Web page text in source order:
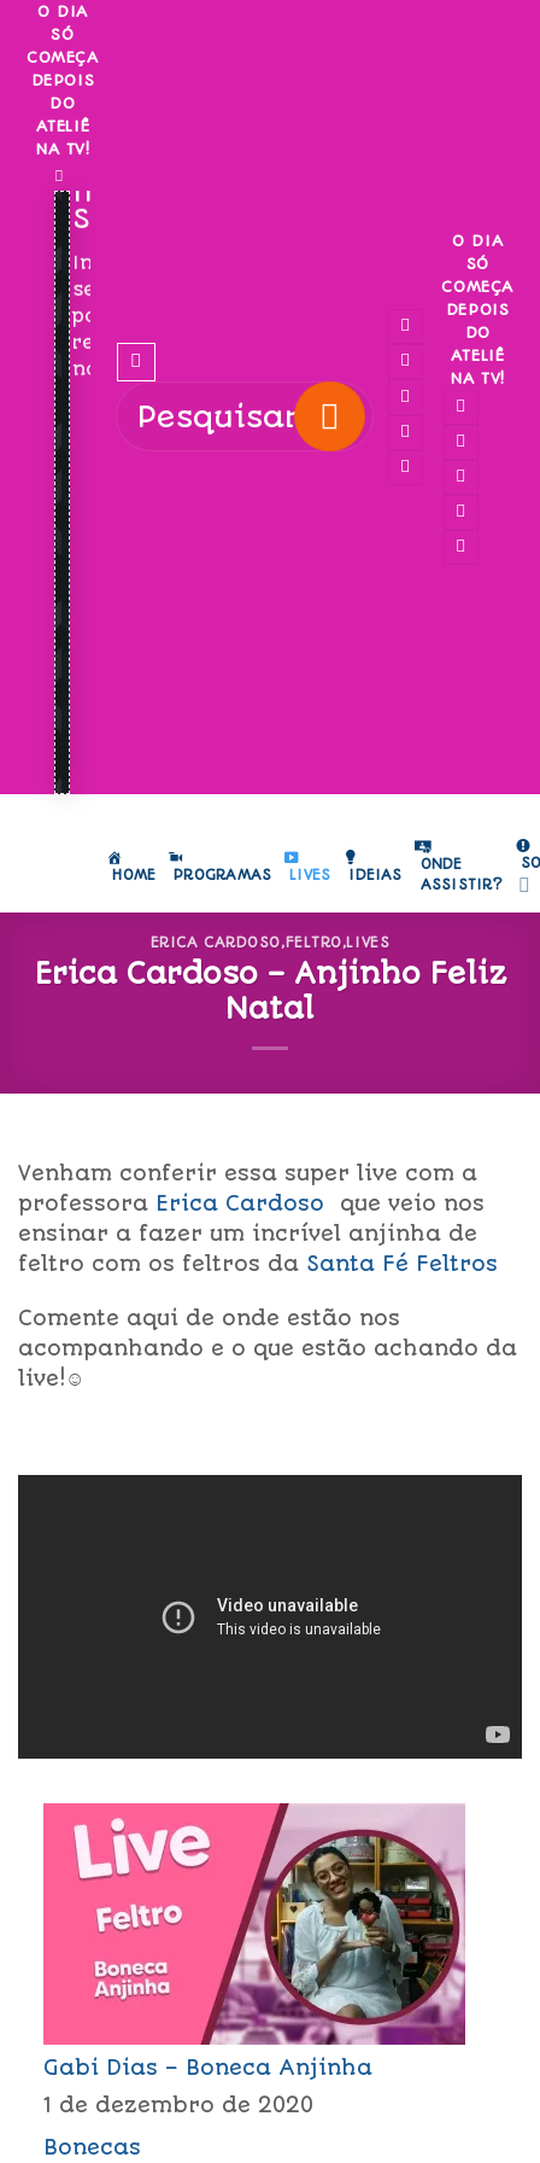
Skip
content
O DIA
SÓ
COMEÇA
DEPOIS
DO
ATELIÊ
NA TV!
INSCREVA-
SE!
Inscreva-
se
para
receber
novidades!
O DIA
SÓ
COMEÇA
DEPOIS
DO
ATELIÊ
NA TV!
HOME PROGRAMAS LIVES IDEIAS
ONDE
ASSISTIR?
ERICA CARDOSO,FELTRO,LIVES
Erica Cardoso – Anjinho Feliz
Natal
Venham conferir essa super live com a
professora Erica Cardoso que veio nos
ensinar a fazer um incrível anjinha de
feltro com os feltros da Santa Fé Feltros
Comente aqui de onde estão nos
acompanhando e o que estão achando da
live!☺️
Gabi Dias – Boneca Anjinha
1 de dezembro de 2020
Bonecas